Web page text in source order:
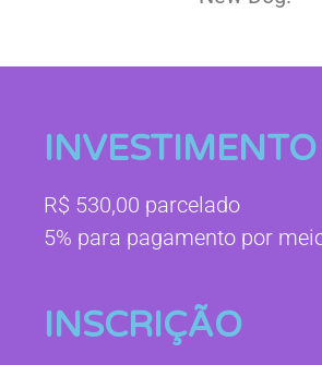
INVESTIMENTO
R$ 530,00 parcelado
5% para pagamento por
INSCRIÇÃO